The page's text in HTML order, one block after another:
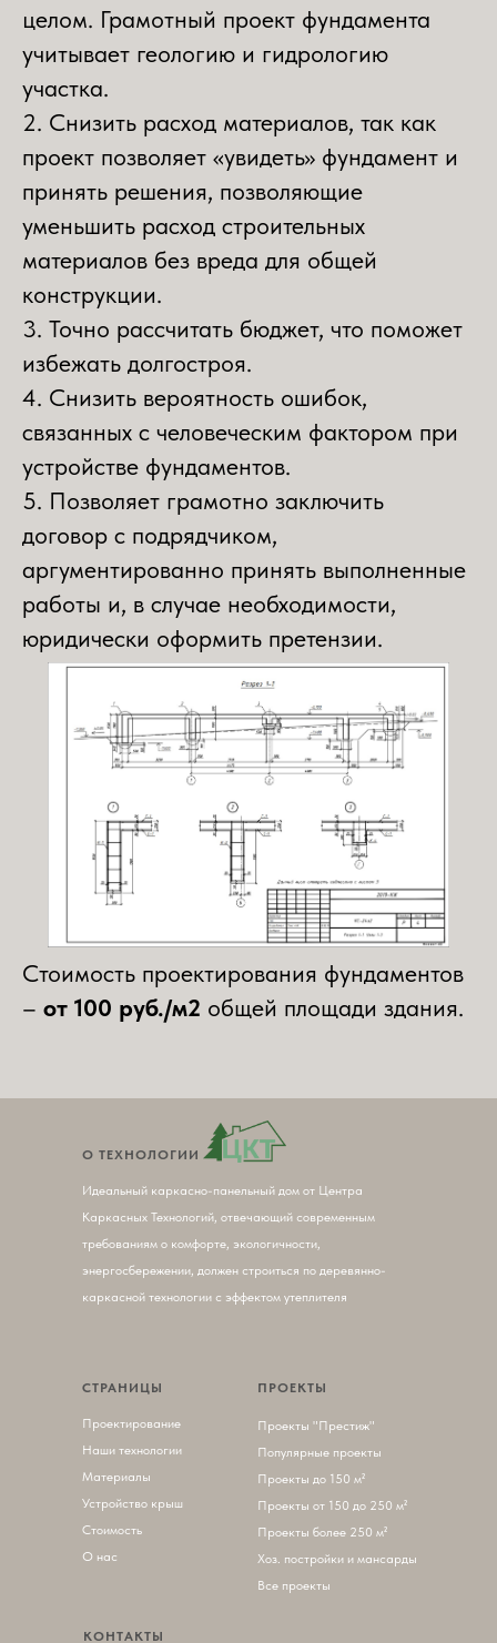
целом. Грамотный проект фундамента
учитывает геологию и гидрологию
участка.
2. Снизить расход материалов, так как
проект позволяет «увидеть» фундамент и
принять решения, позволяющие
уменьшить расход строительных
материалов без вреда для общей
конструкции.
3. Точно рассчитать бюджет, что поможет
избежать долгостроя.
4. Снизить вероятность ошибок,
связанных с человеческим фактором при
устройстве фундаментов.
5. Позволяет грамотно заключить
договор с подрядчиком,
аргументированно принять выполненные
работы и, в случае необходимости,
юридически оформить претензии.
Стоимость проектирования фундаментов
– от 100 руб./м2 общей площади здания.
СТРАНИЦЫ
Проектирование
Наши технологии
Материалы
Устройство крыш
Стоимость
О нас
ПРОЕКТЫ
Проекты "Престиж"
Популярные проекты
Проекты до 150 м²
Проекты от 150 до 250 м²
Проекты более 250 м²
Хоз. постройки и мансарды
Все проекты
КОНТАКТЫ
О ТЕХНОЛОГИИ
Идеальный каркасно-панельный дом от Центра
Каркасных Технологий, отвечающий современным
требованиям о комфорте, экологичности,
энергосбережении, должен строиться по деревянно-
каркасной технологии с эффектом утеплителя